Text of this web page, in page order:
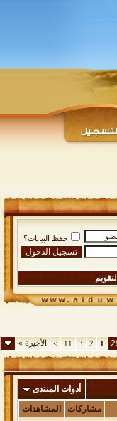
حفظ البيانات؟
التقويم
1
2
3
11
> الأخيرة»
أدوات المنتدى
مشاركات المشاهدات